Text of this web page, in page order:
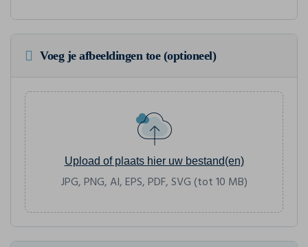
Voeg je afbeeldingen toe (optioneel)
Upload of plaats hier uw bestand(en)
JPG, PNG, AI, EPS, PDF, SVG (tot 10 MB)